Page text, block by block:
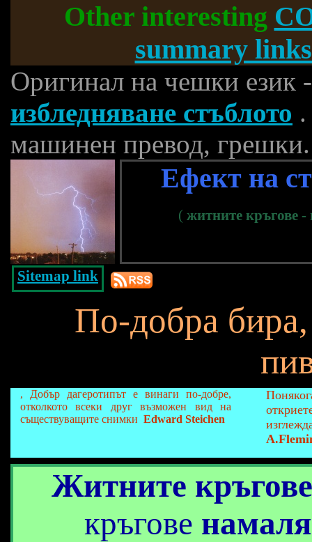
Other interesting
summary
Оригинал на чешки език
избледняване стъблото
машинен превод, грешки.
Ефект на
( житните кръгове -
Sitemap link
По-добра
, Добър дагеротипът е винаги по-добре,
отколкото всеки друг възможен вид на
съществуващите снимки Edward Steichen
Житните кръгове
кръгове